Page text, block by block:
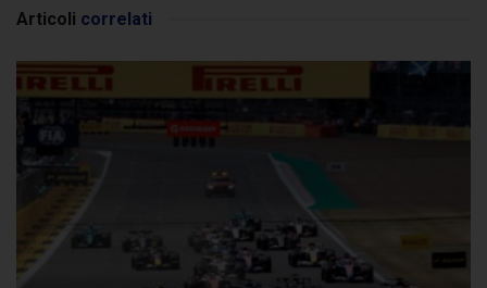
Articoli correlati